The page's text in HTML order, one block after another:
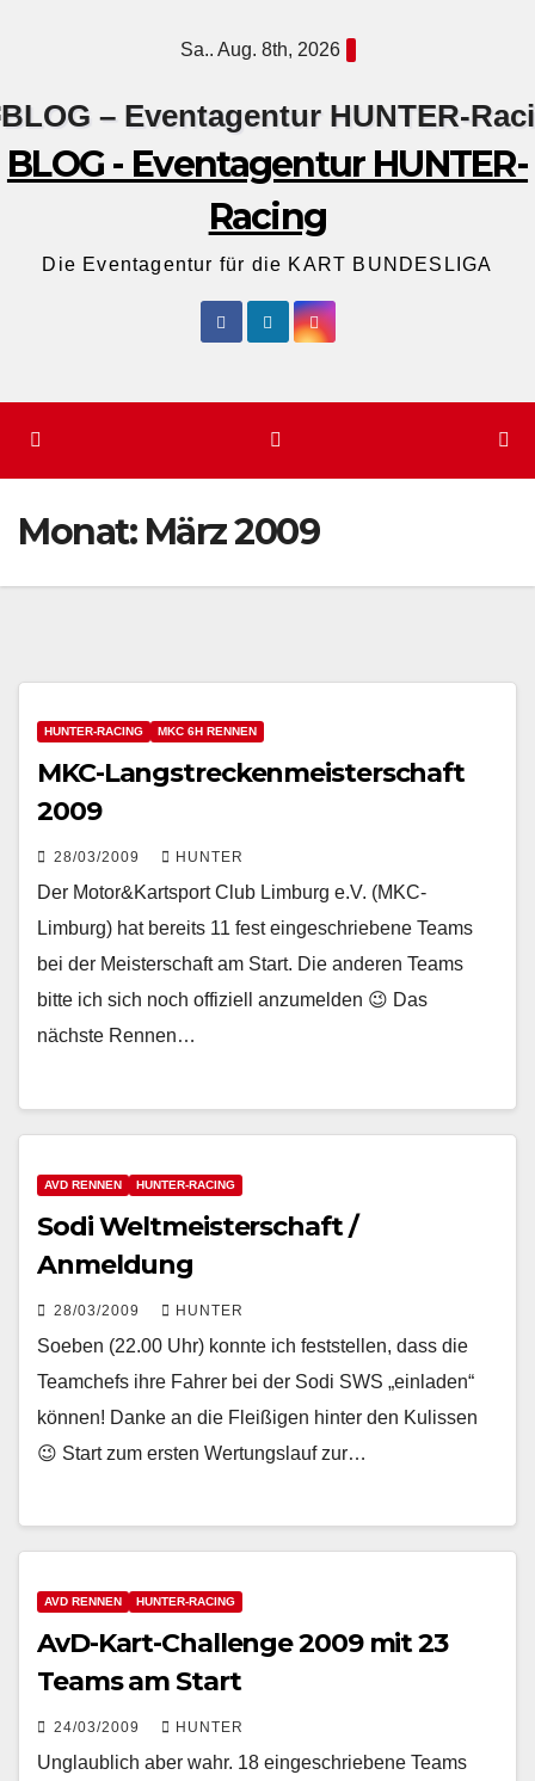
Sa.. Aug. 8th, 2026
BLOG - Eventagentur HUNTER-
Racing
Die Eventagentur für die KART BUNDESLIGA
Monat: März 2009
HUNTER-RACING MKC 6H RENNEN
MKC-Langstreckenmeisterschaft
2009
28/03/2009 HUNTER
Der Motor&Kartsport Club Limburg e.V. (MKC-
Limburg) hat bereits 11 fest eingeschriebene Teams
bei der Meisterschaft am Start. Die anderen Teams
bitte ich sich noch offiziell anzumelden 😉 Das
nächste Rennen…
AVD RENNEN HUNTER-RACING
Sodi Weltmeisterschaft /
Anmeldung
28/03/2009 HUNTER
Soeben (22.00 Uhr) konnte ich feststellen, dass die
Teamchefs ihre Fahrer bei der Sodi SWS „einladen“
können! Danke an die Fleißigen hinter den Kulissen
😉 Start zum ersten Wertungslauf zur…
AVD RENNEN HUNTER-RACING
AvD-Kart-Challenge 2009 mit 23
Teams am Start
24/03/2009 HUNTER
Unglaublich aber wahr. 18 eingeschriebene Teams